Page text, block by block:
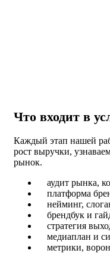
Что входит в
Каждый этап нашей
рост выручки,
рынок.
аудит рынка,
платформа
нейминг,
брендбук и
стратегия
медиаплан и
метрики,